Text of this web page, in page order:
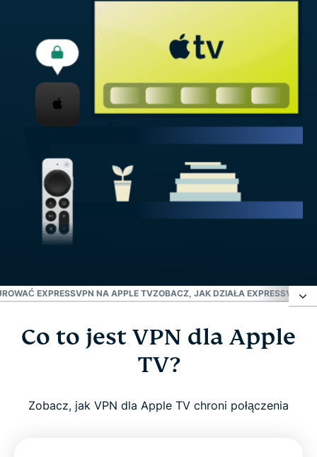
EXPRESSVPN NA APPLE TVZOBACZ, JAK DZIAŁA EXPRESSVPN
Co to jest VPN dla Apple TV?
Dlaczego warto korzystać z VPN z Apple TV?
Co to jest VPN dla Apple
TV?
Zobacz, jak VPN dla Apple TV chroni połączenia